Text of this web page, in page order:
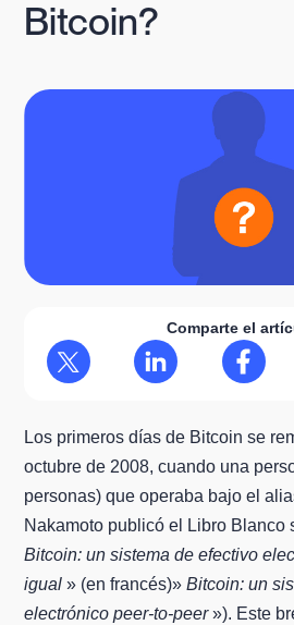
Bitcoin?
Comparte el
Los primeros días de Bitcoin se
octubre de 2008, cuando una
personas) que operaba bajo el
Nakamoto publicó el Libro Blanco
Bitcoin: un sistema de efectivo
igual » (en francés)»Bitcoin: un
electrónico peer-to-peer»). Este